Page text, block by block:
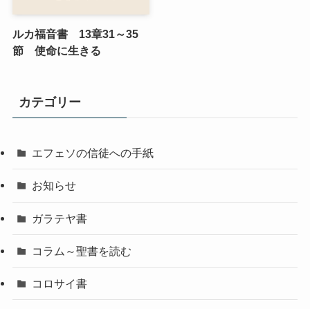
ルカ福音書 13章31～35
節 使命に生きる
カテゴリー
エフェソの信徒への手紙
お知らせ
ガラテヤ書
コラム～聖書を読む
コロサイ書